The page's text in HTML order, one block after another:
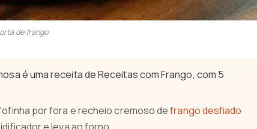
de frango
é uma receita de Receitas com Frango, com 5
por fora e recheio cremoso defrango desfiado